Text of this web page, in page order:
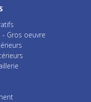
Gros oeuvre